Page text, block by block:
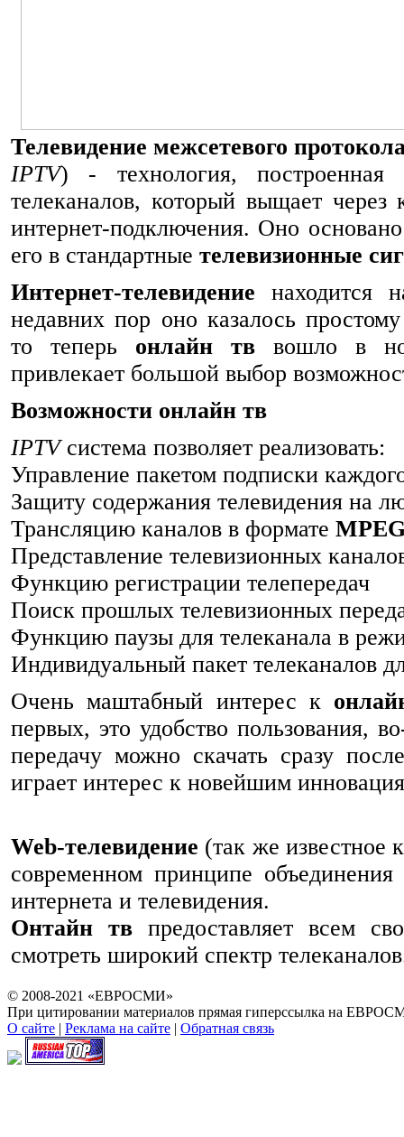
Телевидение межсетевого
IPTV) - технология, построенная
телеканалов, который выщает через
интернет-подключения. Оно
его в стандартные телевизионные
Интернет-телевидение находится
недавних пор оно казалось
то теперь онлайн тв вошло в
привлекает большой выбор
Возможности онлайн тв
IPTVсистема позволяет реализовать:
Управление пакетом подписки
Защиту содержания телевидения на
Трансляцию каналов в формате
Представление телевизионных
Функцию регистрации телепередач
Поиск прошлых телевизионных
Функцию паузы для телеканала в
Индивидуальный пакет телеканалов
Очень маштабный интерес к
первых, это удобство пользования,
передачу можно скачать сразу
играет интерес к новейшим
Web-телевидение (так же известное
современном принципе
интернета и телевидения.
Онтайн тв предоставляет всем
смотреть широкий спектр
© 2008-2021 «ЕВРОСМИ»
При цитировании материалов прямая гиперссылка на
О сайте | Реклама на сайте | Обратная связь